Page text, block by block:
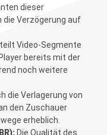
dieser
Verzögerung auf
Video-Segmente
bereits mit der
noch weitere
die Verlagerung von
den Zuschauer
erheblich.
Die Qualität des